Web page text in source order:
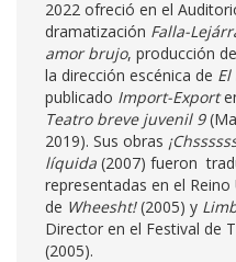
2022 ofreció en el
dramatización Falla-
amor brujo, producción
la dirección escénica de
publicado Import-Export
Teatro breve juvenil 9
2019). Sus obras
líquida (2007) fueron
representadas en el
de Wheesht!(2005) y
Director en el Festival de
(2005).